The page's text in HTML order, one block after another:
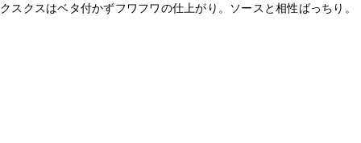
クスクスはベタ付かずフワフワの仕上がり。ソースと相性ばっちり。